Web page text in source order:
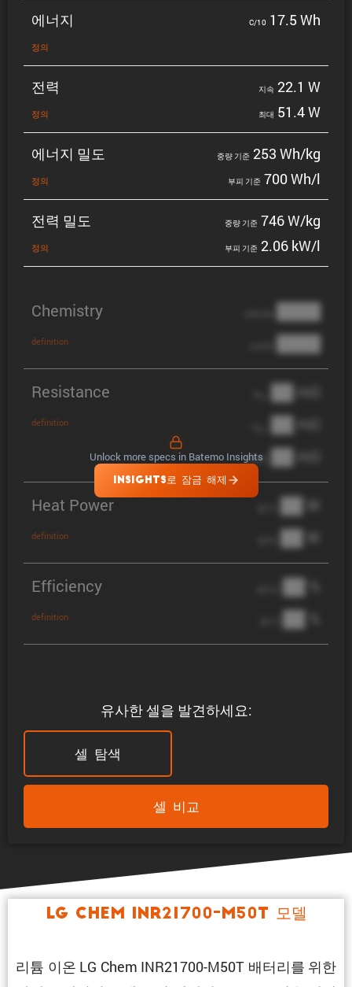
유사한 셀을 발견하세요:
셀 탐색
셀 비교
에너지
정의
C/10 17.5 Wh
전력
정의
지속 22.1 W
최대 51.4 W
에너지 밀도
정의
중량 기준 253 Wh/kg
부피 기준 700 Wh/l
전력 밀도
정의
중량 기준 746 W/kg
부피 기준 2.06 kW/l
Chemistry
definition
████
████
Resistance
definition
██ mΩ
██ mΩ
DCIR ██ mΩ
Heat Power
definition
██ W
██ W
Efficiency
definition
██ %
██ %
Unlock more specs in Batemo Insights
INSIGHTS로 잠금 해제
LG Chem INR21700-M50T 모델
리튬 이온 LG Chem INR21700-M50T 배터리를 위한